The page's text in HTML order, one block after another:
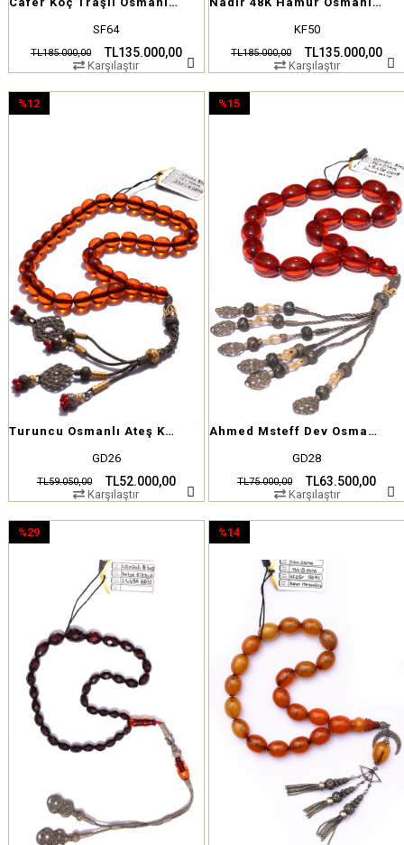
SF64
TL135.000,00
TL185.000,00
Karşılaştır
KF50
TL135.000,00
TL185.000,00
Karşılaştır
Turuncu Osmanlı Ateş Kehribar – Tek Adet Koleksiyon Parçası
GD26
TL52.000,00
TL59.050,00
%12
Karşılaştır
Ahmed Msteff Dev Osmanlı Ateş
GD28
TL63.500,00
TL75.000,00
%15
Karşılaştır
%29
%14
%14İndirim